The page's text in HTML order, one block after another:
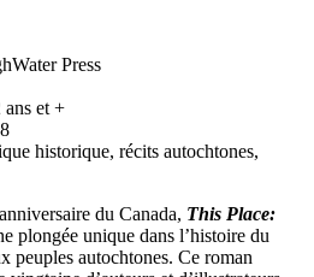
Press
ans et +
historique, récits autochtones,
du Canada, This Place:
plongée unique dans l’histoire du
peuples autochtones. Ce roman